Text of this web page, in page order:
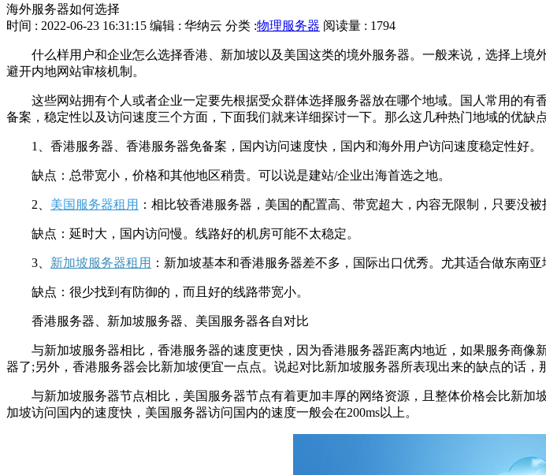
海外服务器如何选择
时间 : 2022-06-23 16:31:15 编辑 : 华纳云 分类 :物理服务器 阅读量 : 1794
什么样用户和企业怎么选择香港、新加坡以及美国这类的境外服务器。一般来说，选择上境
避开内地网站审核机制。
这些网站拥有个人或者企业一定要先根据受众群体选择服务器放在哪个地域。国人常用的有
备案，稳定性以及访问速度三个方面，下面我们就来详细探讨一下。那么这几种热门地域的优缺
1、香港服务器、香港服务器免备案，国内访问速度快，国内和海外用户访问速度稳定性好。
缺点：总带宽小，价格和其他地区稍贵。可以说是建站/企业出海首选之地。
2、 美国服务器租用 ：相比较香港服务器，美国的配置高、带宽超大，内容无限制，只要没
缺点：延时大，国内访问慢。线路好的机房可能不太稳定。
3、 新加坡服务器租用 ：新加坡基本和香港服务器差不多，国际出口优秀。尤其适合做东南亚
缺点：很少找到有防御的，而且好的线路带宽小。
香港服务器、新加坡服务器、美国服务器各自对比
与新加坡服务器相比，香港服务器的速度更快，因为香港服务器距离内地近，如果服务商像
器了;另外，香港服务器会比新加坡便宜一点点。说起对比新加坡服务器所表现出来的缺点的话，
与新加坡服务器节点相比，美国服务器节点有着更加丰厚的网络资源，且整体价格会比新加
加坡访问国内的速度快，美国服务器访问国内的速度一般会在200ms以上。